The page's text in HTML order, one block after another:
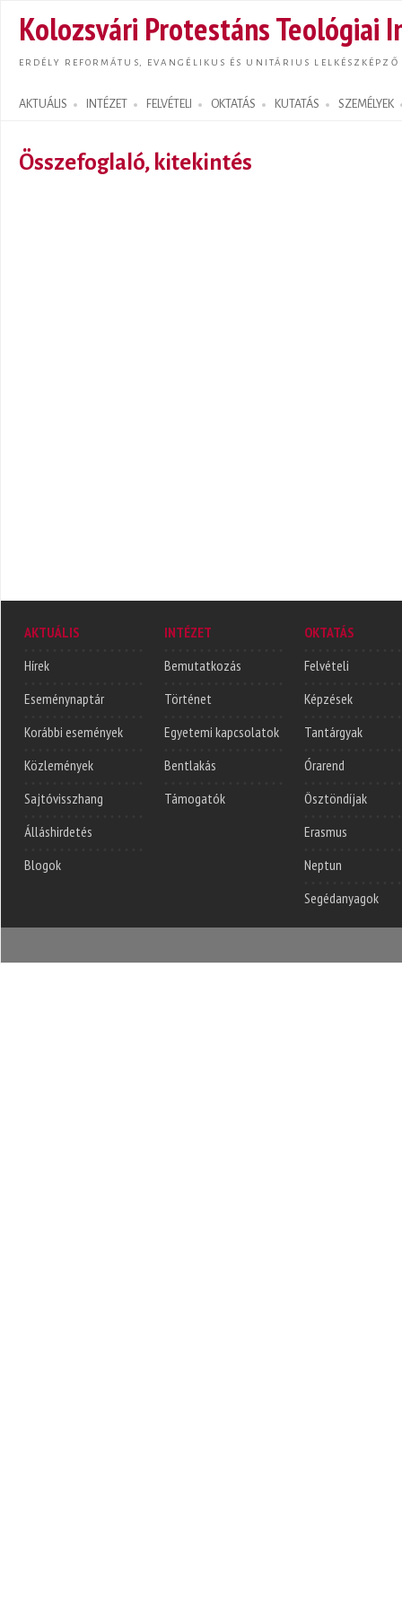
Kolozsvári Protestáns Teológiai
ERDÉLY REFORMÁTUS, EVANGÉLIKUS ÉS UNITÁRIUS LELKÉSZKÉPZŐ
AKTUÁLIS INTÉZET FELVÉTELI OKTATÁS KUTATÁS SZEMÉLYEK
Search form
Összefoglaló, kitekintés
AKTUÁLIS
Hírek
Eseménynaptár
Korábbi események
Közlemények
Sajtóvisszhang
Álláshirdetés
Blogok
INTÉZET
Bemutatkozás
Történet
Egyetemi kapcsolatok
Bentlakás
Támogatók
OKTATÁS
Felvételi
Képzések
Tantárgyak
Órarend
Ösztöndíjak
Erasmus
Neptun
Segédanyagok